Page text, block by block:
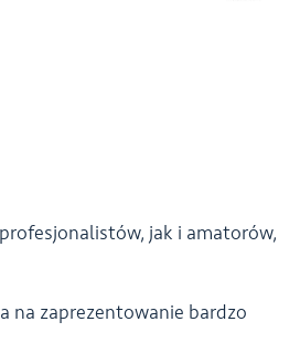
jak i amatorów,
na zaprezentowanie bardzo